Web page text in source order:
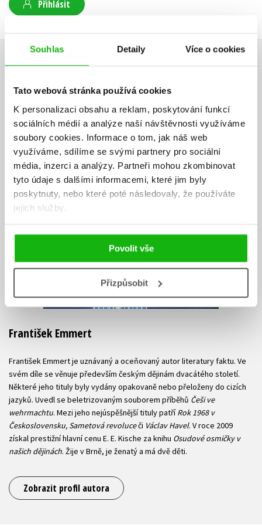
Souhlas Detaily Více o cookies
Tato webová stránka používá cookies
K personalizaci obsahu a reklam, poskytování funkcí
sociálních médií a analýze naší návštěvnosti využíváme
soubory cookies. Informace o tom, jak náš web
využíváme, sdílíme se svými partnery pro sociální
média, inzerci a analýzy. Partneři mohou zkombinovat
tyto údaje s dalšími informacemi, které jim byly
poskytnuty, nebo které poté následovaly, že používáte
jejich služby.
Povolit vše
Přizpůsobit
Přihlásit
AUTOR KNIHY
František Emmert
František Emmert je uznávaný a oceňovaný autor literatury faktu. Ve
svém díle se věnuje především českým dějinám dvacátého století.
Některé jeho tituly byly vydány opakovaně nebo přeloženy do cizích
jazyků. Uvedl se beletrizovaným souborem příběhů Češi ve
wehrmachtu. Mezi jeho nejúspěšnější tituly patříRok 1968 v
Československu, Sametová revoluceči Václav Havel. V roce 2009
získal prestižní hlavní cenu E. E. Kische za knihu Osudové osmičky v
našich dějinách. Žije v Brně, je ženatý a má dvě děti.
Zobrazit profil autora